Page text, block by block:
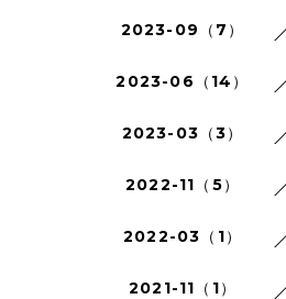
2023-09（7）
2023-06（14）
2023-03（3）
2022-11（5）
2022-03（1）
2021-11（1）